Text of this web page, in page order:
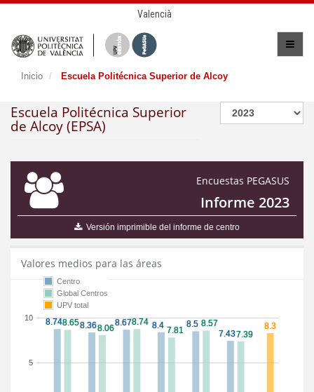
Valencià
Inicio Escuela Politécnica Superior de Alcoy
Escuela Politécnica Superior
de Alcoy (EPSA)
Encuestas PEGASUS
Informe 2023
Versión imprimible del informe de centro
Valores medios para las áreas
5
10
Centro
Global Centros
UPV total